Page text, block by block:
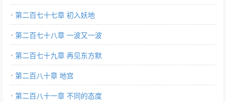
第二百七十七章 初入妖地
第二百七十八章 一波又一波
第二百七十九章 再见东方默
第二百八十章 地宫
第二百八十一章 不同的态度